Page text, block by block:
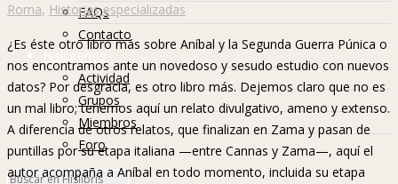
FAQs
Contacto
Hislibreños
Actividad
Grupos
Miembros
Foro
Roma, Historias especializadas
¿Es éste otro libro más sobre Aníbal y la Segunda Guerra Púnica o
nos encontramos ante un novedoso y sesudo estudio con nuevos
datos? Por desgracia, es otro libro más. Dejemos claro que no es
un mal libro; tenemos aquí un relato divulgativo, ameno y extenso.
A diferencia de otros relatos, que finalizan en Zama y pasan de
puntillas por su etapa italiana —entre Cannas y Zama—, aquí el
autor acompaña a Aníbal en todo momento, incluida su etapa